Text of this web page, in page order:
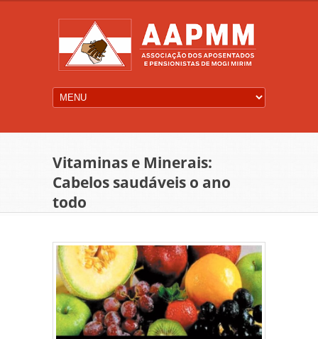
Vitaminas e Minerais:
Cabelos saudáveis o ano
todo